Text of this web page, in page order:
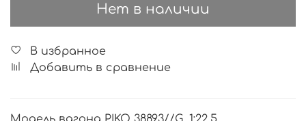
Нет в наличии
В избранное
Добавить в сравнение